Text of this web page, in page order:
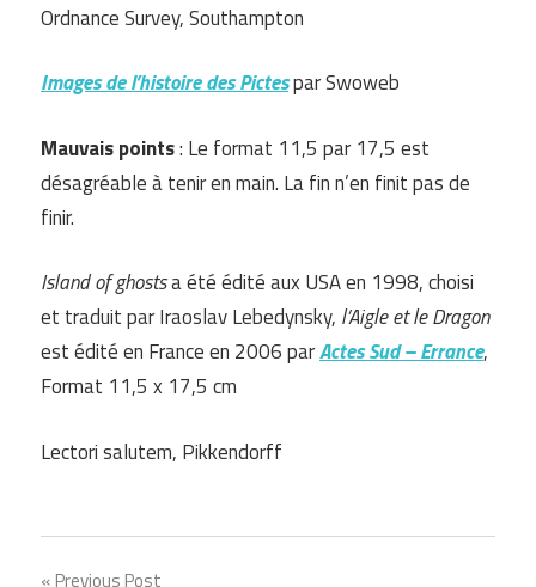
Ordnance Survey, Southampton
Images de l’histoire des Pictespar Swoweb
Mauvais points: Le format 11,5 par 17,5 est
désagréable à tenir en main. La fin n’en finit pas de
finir.
Island of ghostsa été édité aux USA en 1998, choisi
et traduit par Iraoslav Lebedynsky, l’Aigle et le Dragon
est édité en France en 2006 parActes Sud – Errance,
Format 11,5 x 17,5 cm
Lectori salutem, Pikkendorff
Previous Post